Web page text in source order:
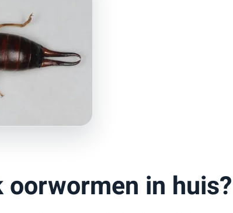
oorwormen in huis?